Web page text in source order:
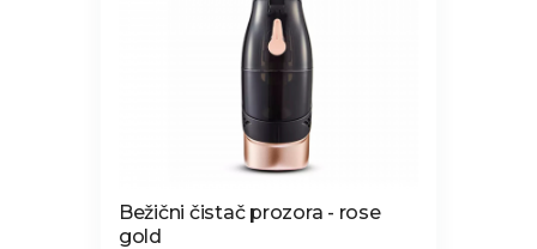
Bežični čistač prozora - rose
gold